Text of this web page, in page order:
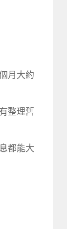
月大約
整理舊
都能大